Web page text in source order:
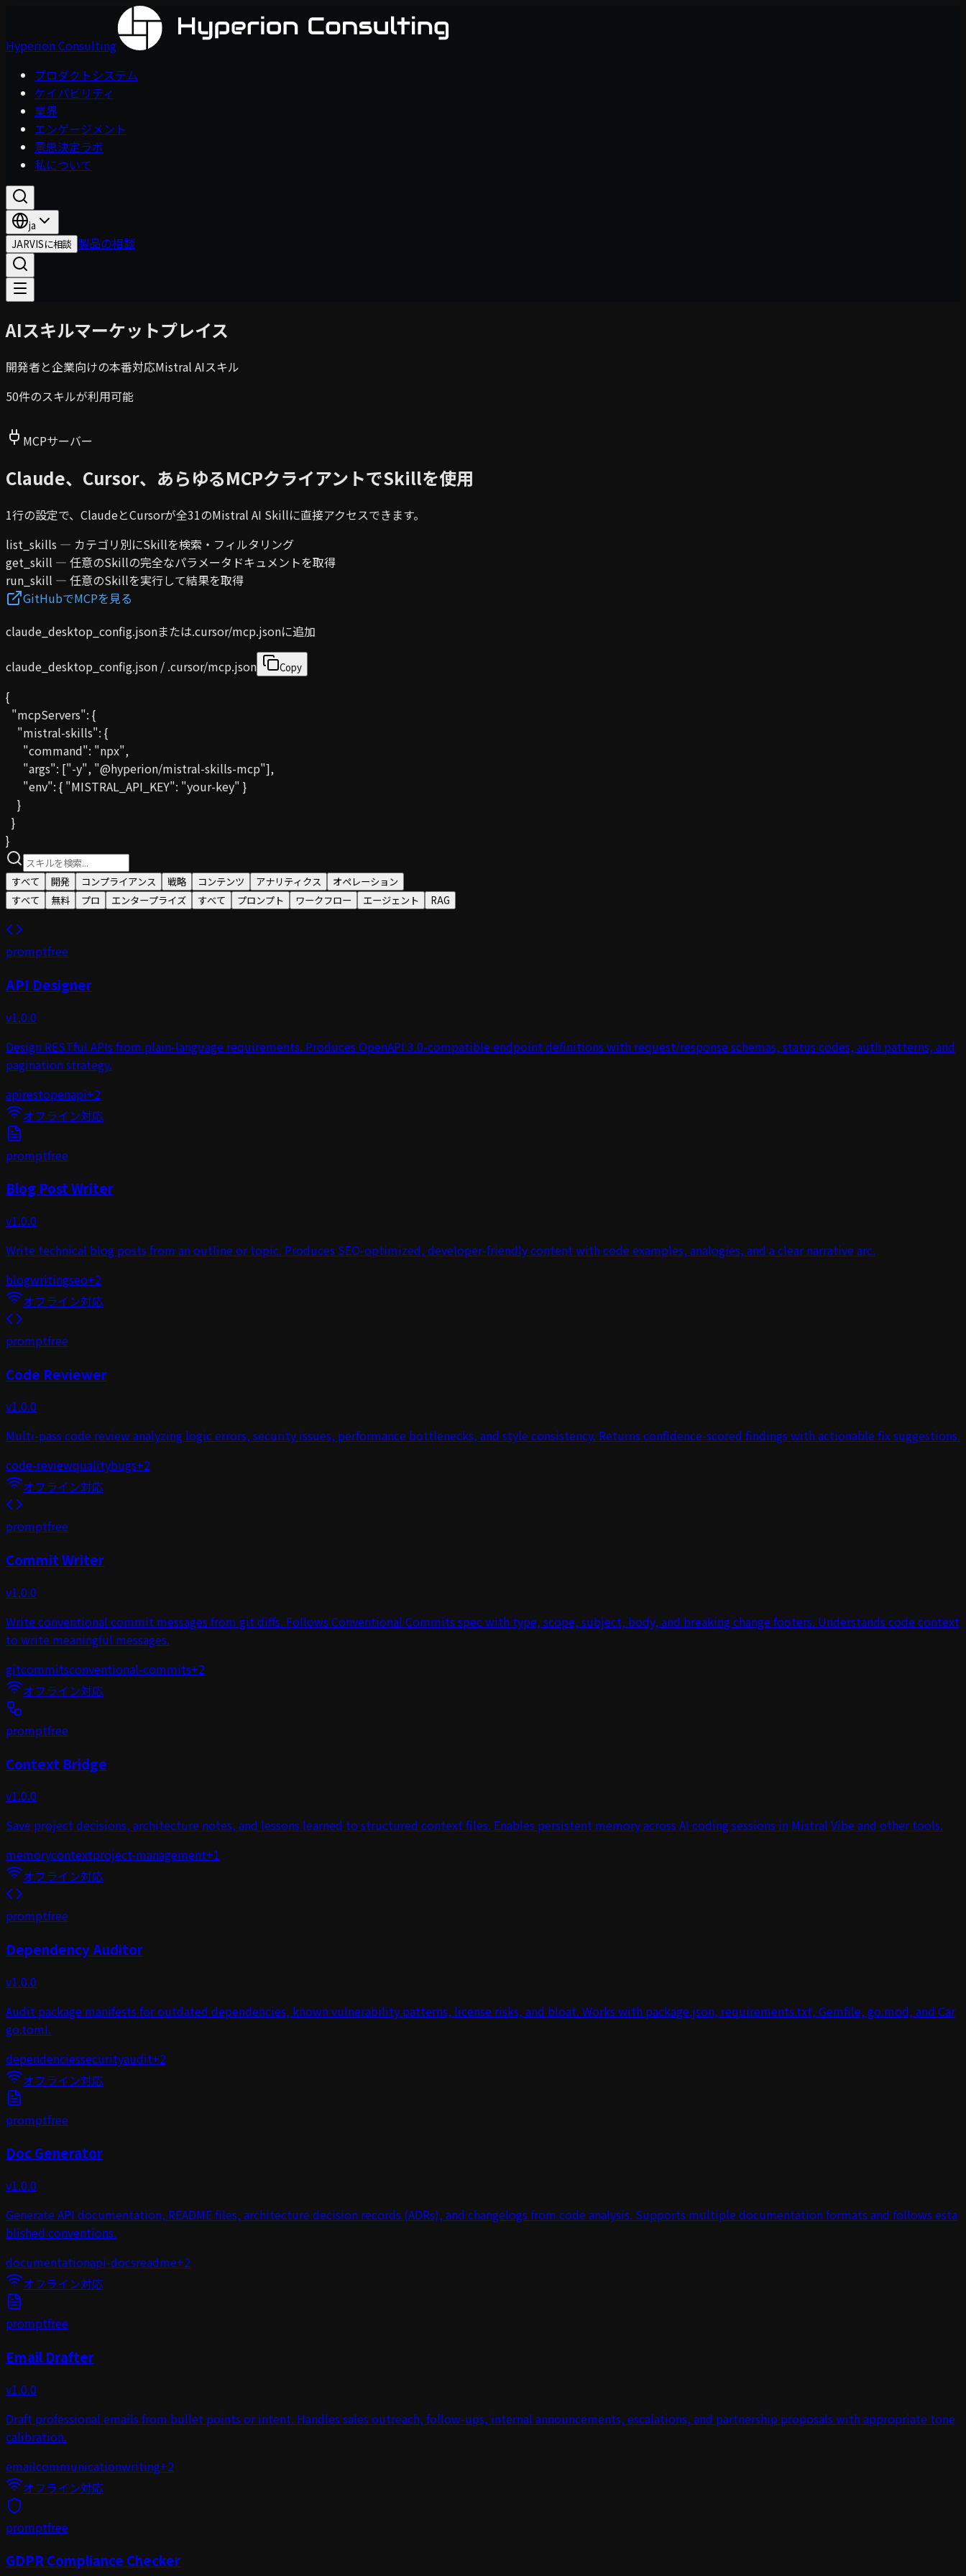
Hyperion Consulting
プロダクトシステム
ケイパビリティ
業界
エンゲージメント
意思決定ラボ
私について
ja
JARVISに相談 製品の相談
AIスキルマーケットプレイス
開発者と企業向けの本番対応Mistral AIスキル
50件のスキルが利用可能
MCPサーバー
Claude、Cursor、あらゆるMCPクライアントでSkillを使用
1行の設定で、ClaudeとCursorが全31のMistral AI Skillに直接アクセスできます。
list_skills — カテゴリ別にSkillを検索・フィルタリング
get_skill — 任意のSkillの完全なパラメータドキュメントを取得
run_skill — 任意のSkillを実行して結果を取得
GitHubでMCPを見る
claude_desktop_config.jsonまたは.cursor/mcp.jsonに追加
claude_desktop_config.json / .cursor/mcp.json Copy
{
  "mcpServers": {
    "mistral-skills": {
      "command": "npx",
      "args": ["-y", "@hyperion/mistral-skills-mcp"],
      "env": { "MISTRAL_API_KEY": "your-key" }
    }
  }
}
すべて 開発 コンプライアンス 戦略 コンテンツ アナリティクス
オペレーション
すべて
無料 プロ エンタープライズ すべて プロンプト ワークフロー エージェント RAG
promptfree
API Designer
v1.0.0
Design RESTful APIs from plain-language requirements. Produces OpenAPI 3.0-compatible endpoint definitions with request/response schemas, status codes, auth patterns, and
pagination strategy.
apirestopenapi+2
オフライン対応
promptfree
Blog Post Writer
v1.0.0
Write technical blog posts from an outline or topic. Produces SEO-optimized, developer-friendly content with code examples, analogies, and a clear narrative arc.
blogwritingseo+2
オフライン対応
promptfree
Code Reviewer
v1.0.0
Multi-pass code review analyzing logic errors, security issues, performance bottlenecks, and style consistency. Returns confidence-scored findings with actionable fix suggestions.
code-reviewqualitybugs+2
オフライン対応
promptfree
Commit Writer
v1.0.0
Write conventional commit messages from git diffs. Follows Conventional Commits spec with type, scope, subject, body, and breaking change footers. Understands code context
to write meaningful messages.
gitcommitsconventional-commits+2
オフライン対応
promptfree
Context Bridge
v1.0.0
Save project decisions, architecture notes, and lessons learned to structured context files. Enables persistent memory across AI coding sessions in Mistral Vibe and other tools.
memorycontextproject-management+1
オフライン対応
promptfree
Dependency Auditor
v1.0.0
Audit package manifests for outdated dependencies, known vulnerability patterns, license risks, and bloat. Works with package.json, requirements.txt, Gemfile, go.mod, and Car
go.toml.
dependenciessecurityaudit+2
オフライン対応
promptfree
Doc Generator
v1.0.0
Generate API documentation, README files, architecture decision records (ADRs), and changelogs from code analysis. Supports multiple documentation formats and follows esta
blished conventions.
documentationapi-docsreadme+2
オフライン対応
promptfree
Email Drafter
v1.0.0
Draft professional emails from bullet points or intent. Handles sales outreach, follow-ups, internal announcements, escalations, and partnership proposals with appropriate tone
calibration.
emailcommunicationwriting+2
オフライン対応
promptfree
GDPR Compliance Checker